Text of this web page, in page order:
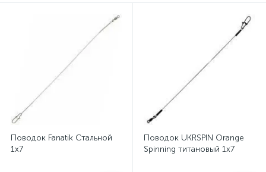
Поводок Fanatik Стальной
1х7
Поводок UKRSPIN Orange
Spinning титановый 1x7